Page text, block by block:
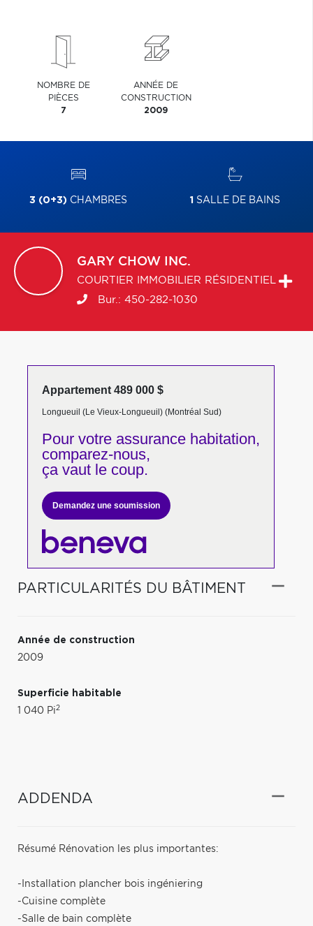
NOMBRE DE
PIÈCES
7
ANNÉE DE
CONSTRUCTION
2009
3 (0+3) CHAMBRES 1 SALLE DE BAINS
GARY CHOW INC.
COURTIER IMMOBILIER RÉSIDENTIEL
Bur.: 450-282-1030
Appartement 489 000 $
Longueuil (Le Vieux-Longueuil) (Montréal Sud)
Pour votreassurance habitation,
comparez-nous,
ça vaut le coup.
Demandez une soumission
PARTICULARITÉS DU BÂTIMENT
Année de construction
2009
Superficie habitable
1 040 Pi2
ADDENDA
Résumé Rénovation les plus importantes:
-Installation plancher bois ingéniering
-Cuisine complète
-Salle de bain complète